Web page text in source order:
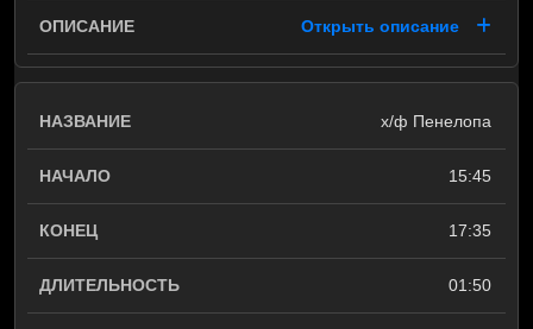
Открыть описание
х/ф Пенелопа
15:45
17:35
01:50